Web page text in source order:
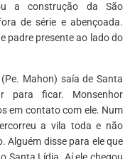
a construção da São
de série e abençoada.
padre presente ao lado do
Mahon) saía de Santa
para ficar. Monsenhor
em contato com ele. Num
a vila toda e não
Alguém disse para ele que